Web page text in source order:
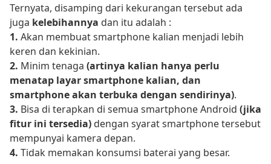
Ternyata, disamping dari kekurangan tersebut ada
juga kelebihannya dan itu adalah :
1. Akan membuat smartphone kalian menjadi lebih
keren dan kekinian.
2. Minim tenaga (artinya kalian hanya perlu
menatap layar smartphone kalian, dan
smartphone akan terbuka dengan sendirinya).
3. Bisa di terapkan di semua smartphone Android (jika
fitur ini tersedia) dengan syarat smartphone tersebut
mempunyai kamera depan.
4. Tidak memakan konsumsi baterai yang besar.